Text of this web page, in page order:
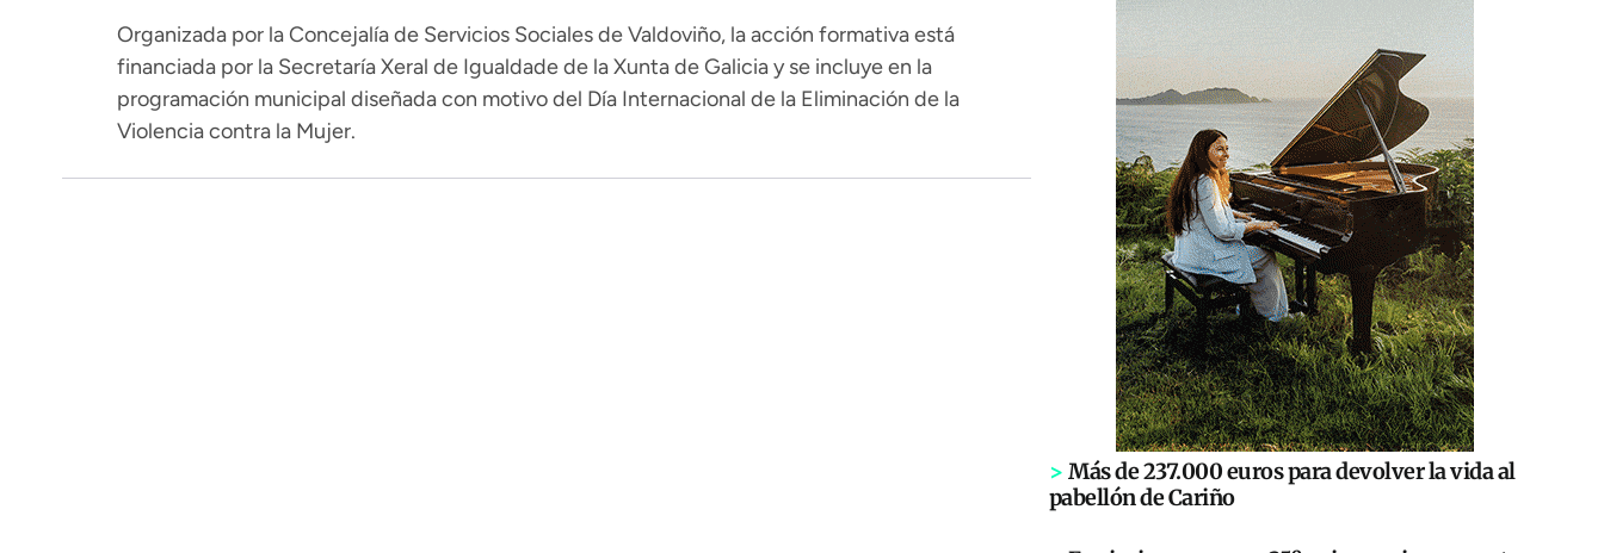
Organizada por la Concejalía de Servicios Sociales de Valdoviño, la acción formativa está
financiada por la Secretaría Xeral de Igualdade de la Xunta de Galicia y se incluye en la
programación municipal diseñada con motivo del Día Internacional de la Eliminación de la
Violencia contra la Mujer.
> Más de 237.000 euros para devolver la vida al
pabellón de Cariño